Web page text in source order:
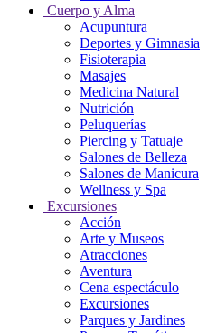
Cuerpo y Alma
Acupuntura
Deportes y Gimnasia
Fisioterapia
Masajes
Medicina Natural
Nutrición
Peluquerías
Piercing y Tatuaje
Salones de Belleza
Salones de Manicura
Wellness y Spa
Excursiones
Acción
Arte y Museos
Atracciones
Aventura
Cena espectáculo
Excursiones
Parques y Jardines